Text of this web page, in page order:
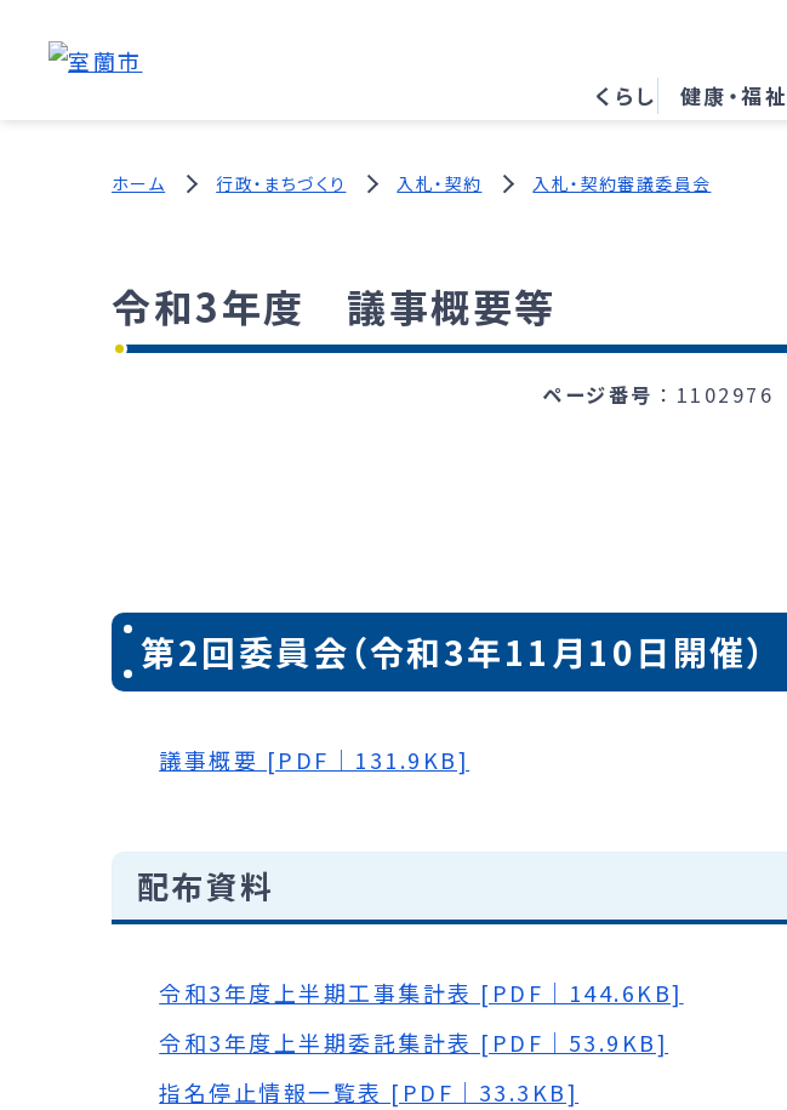
くらし 健康・福祉
ホーム 行政・まちづくり 入札・契約 入札・契約審議委員会
令和3年度 議事概要等
ページ番号 1102976
第2回委員会（令和3年11月10日開催）
議事概要 [PDF｜131.9KB]
配布資料
令和3年度上半期工事集計表 [PDF｜144.6KB]
令和3年度上半期委託集計表 [PDF｜53.9KB]
指名停止情報一覧表 [PDF｜33.3KB]